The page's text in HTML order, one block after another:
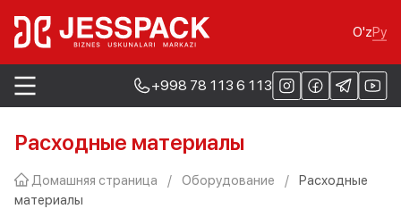
O'zРу
+998 78 113 6 113
Расходные материалы
Домашняя страница / Оборудование /
Расходные
материалы